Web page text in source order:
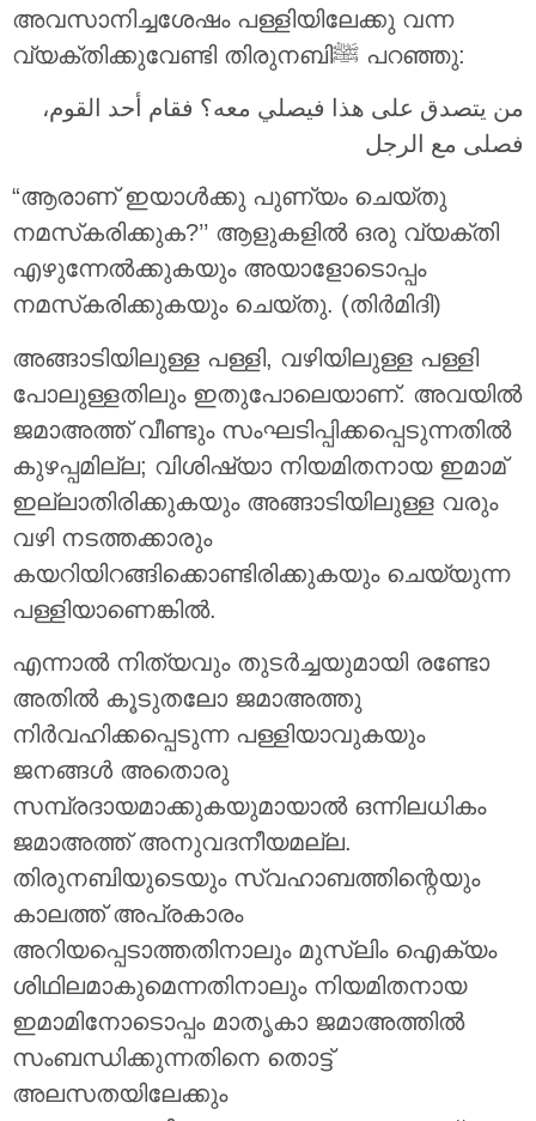
അവസാനിച്ചശേഷം പള്ളിയിലേക്കു വന്ന
വ്യക്തിക്കുവേണ്ടി തിരുനബിﷺ പറഞ്ഞു:
من يتصدق على هذا فيصلي معه؟ فقام أحد القوم،
فصلى مع الرجل
“ആരാണ് ഇയാൾക്കു പുണ്യം ചെയ്തു
നമസ്‌കരിക്കുക?’’ ആളുകളിൽ ഒരു വ്യക്തി
എഴുന്നേൽക്കുകയും അയാളോടൊപ്പം
നമസ്‌കരിക്കുകയും ചെയ്തു. (തിര്‍മിദി)
അങ്ങാടിയിലുള്ള പള്ളി, വഴിയിലുള്ള പള്ളി
പോലുള്ളതിലും ഇതുപോലെയാണ്. അവയിൽ
ജമാഅത്ത് വീണ്ടും സംഘടിപ്പിക്കപ്പെടുന്നതിൽ
കുഴപ്പമില്ല; വിശിഷ്യാ നിയമിതനായ ഇമാമ്
ഇല്ലാതിരിക്കുകയും അങ്ങാടിയിലുള്ള വരും
വഴി നടത്തക്കാരും
കയറിയിറങ്ങിക്കൊണ്ടിരിക്കുകയും ചെയ്യുന്ന
പള്ളിയാണെങ്കിൽ.
എന്നാൽ നിത്യവും തുടർച്ചയുമായി രണ്ടോ
അതിൽ കൂടുതലോ ജമാഅത്തു
നിർവഹിക്കപ്പെടുന്ന പള്ളിയാവുകയും
ജനങ്ങൾ അതൊരു
സമ്പ്രദായമാക്കുകയുമായാൽ ഒന്നിലധികം
ജമാഅത്ത് അനുവദനീയമല്ല.
തിരുനബിയുടെയും സ്വഹാബത്തിന്റെയും
കാലത്ത് അപ്രകാരം
അറിയപ്പെടാത്തതിനാലും മുസ്‌ലിം ഐക്യം
ശിഥിലമാകുമെന്നതിനാലും നിയമിതനായ
ഇമാമിനോടൊപ്പം മാതൃകാ ജമാഅത്തിൽ
സംബന്ധിക്കുന്നതിനെ തൊട്ട്
അലസതയിലേക്കും